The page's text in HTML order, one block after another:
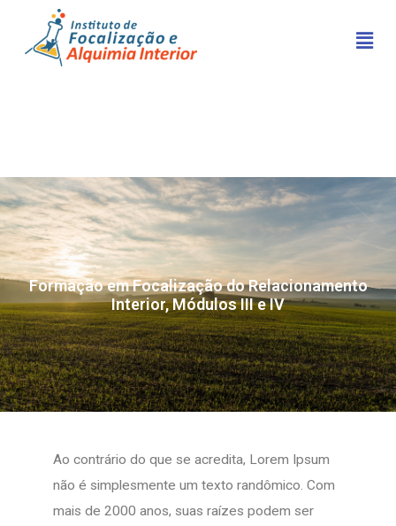
Formação em Focalização do Relacionamento
Interior, Módulos III e IV
Ao contrário do que se acredita, Lorem Ipsum
não é simplesmente um texto randômico. Com
mais de 2000 anos, suas raízes podem ser